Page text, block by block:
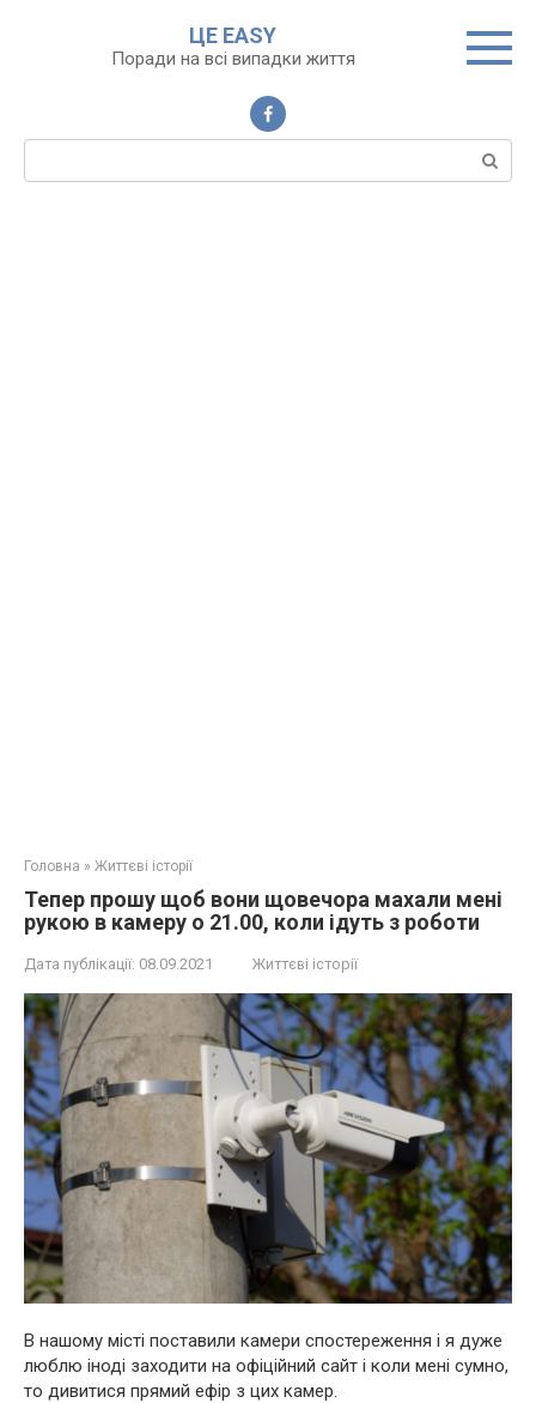
ЦЕ EASY
Поради на всі випадки життя
Пошук:
Головна » Життєві історії
Тепер прошу щоб вони щовечора махали мені
рукою в камеру о 21.00, коли ідуть з роботи
Дата публікації: 08.09.2021 Життєві історії
В нашому місті поставили камери спостереження і я дуже
люблю іноді заходити на офіційний сайт і коли мені сумно,
то дивитися прямий ефір з цих камер.